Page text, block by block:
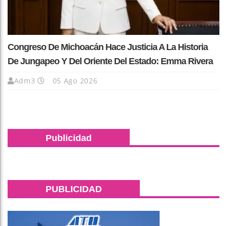
Congreso De Michoacán Hace Justicia A La Historia
De Jungapeo Y Del Oriente Del Estado: Emma Rivera
Adm3 05 Ago 2026
Publicidad
PUBLICIDAD